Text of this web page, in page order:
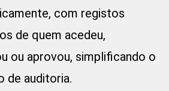
com registos
de quem acedeu,
ou aprovou, simplificando o
de auditoria.